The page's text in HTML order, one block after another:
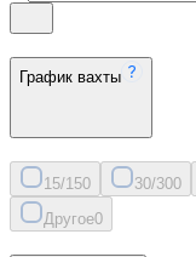
График вахты
15/150 30/300
Другое0